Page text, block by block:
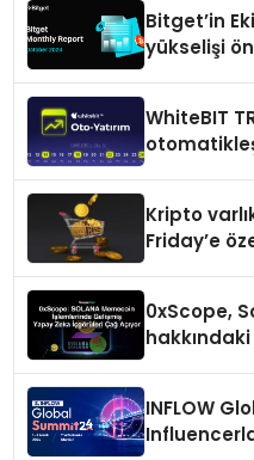
Bitget’in
yükselişi
WhiteBIT
Kripto
Friday’e
0xScope,
INFLOW